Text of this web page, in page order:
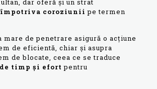
dar oferă și un strat
coroziunii pe termen
mare de penetrare asigură o acțiune
de eficientă, chiar și asupra
de blocate, ceea ce se traduce
timp și efort pentru